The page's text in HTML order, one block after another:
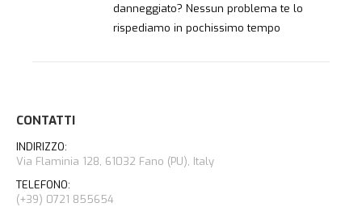
danneggiato? Nessun problema te lo
rispediamo in pochissimo tempo
CONTATTI
INDIRIZZO:
Via Flaminia 128, 61032 Fano (PU), Italy
TELEFONO:
(+39) 0721 855654